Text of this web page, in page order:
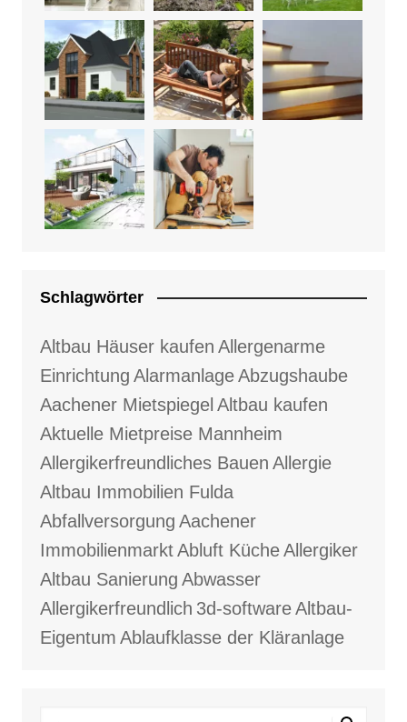
Schlagwörter
Altbau Häuser kaufen Allergenarme
Einrichtung AlarmanlageAbzugshaube
Aachener Mietspiegel Altbau kaufen
Aktuelle Mietpreise Mannheim
Allergikerfreundliches Bauen Allergie
Altbau Immobilien Fulda
Abfallversorgung Aachener
ImmobilienmarktAbluft KücheAllergiker
Altbau Sanierung Abwasser
Allergikerfreundlich 3d-softwareAltbau-
Eigentum Ablaufklasse der Kläranlage